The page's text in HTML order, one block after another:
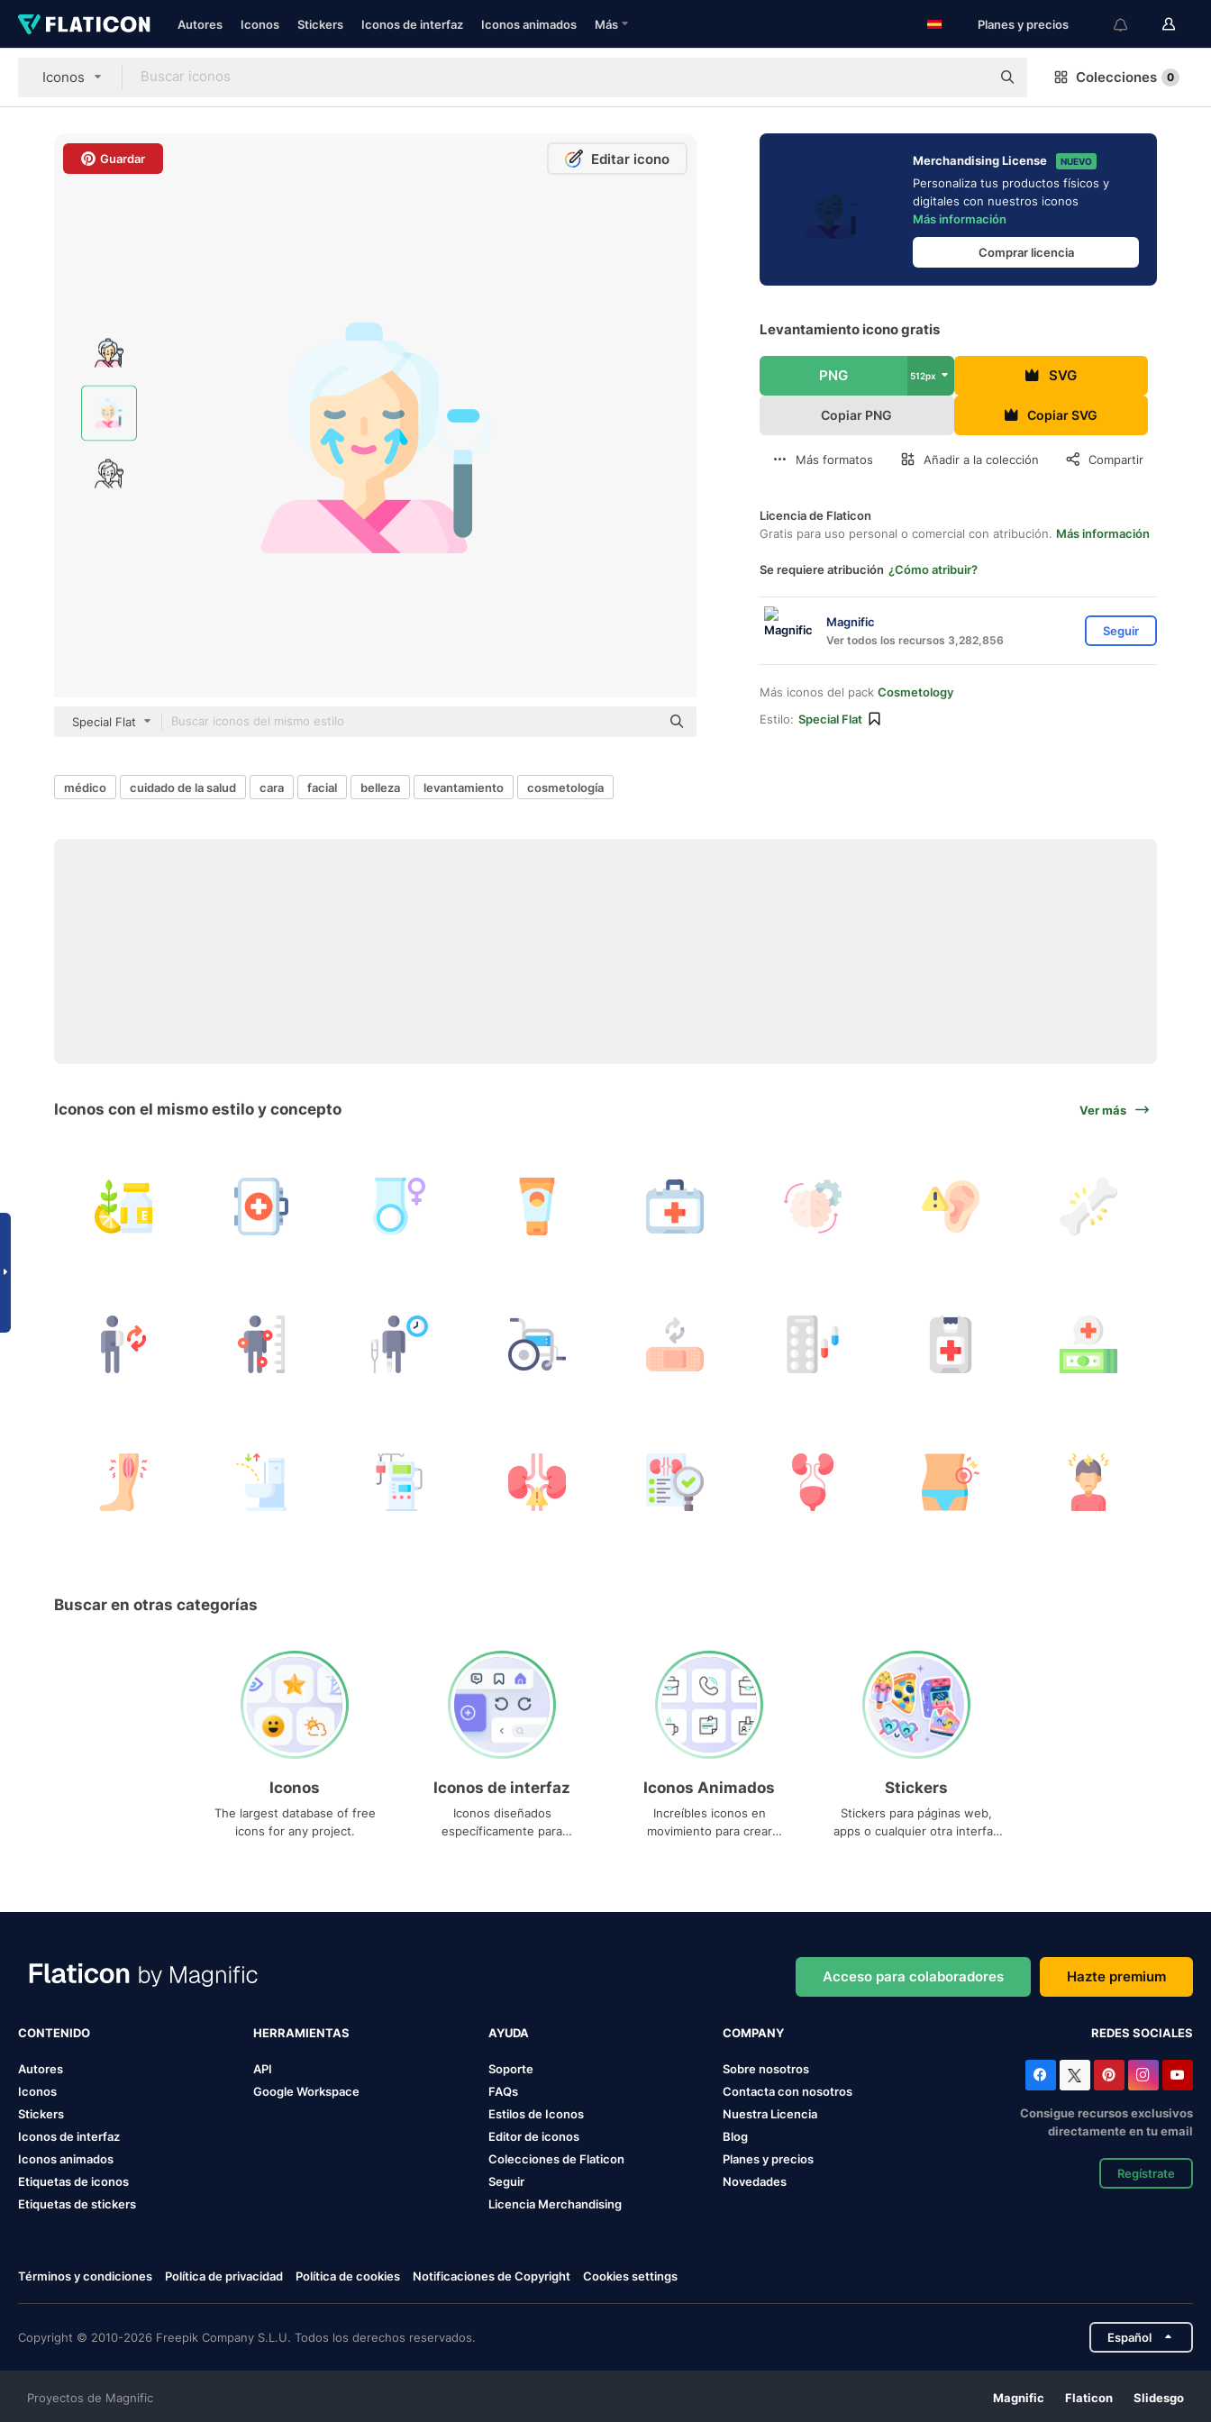
Autores Iconos Stickers Iconos de interfaz Iconos animados Más Planes y precios
Iconos Colecciones 0
Guardar Editar icono
Special Flat
Merchandising License NUEVO
Personaliza tus productos físicos y
digitales con nuestros iconos
Más información
Comprar licencia
Levantamiento icono gratis
PNG 512px SVG
Copiar PNG Copiar SVG
Más formatos Añadir a la colección Compartir
Licencia de Flaticon
Gratis para uso personal o comercial con atribución. Más información
Se requiere atribución ¿Cómo atribuir?
Magnific
Ver todos los recursos 3,282,856
Seguir
Más iconos del pack Cosmetology
Estilo: Special Flat
médico cuidado de la salud cara facial belleza levantamiento cosmetología
Iconos con el mismo estilo y concepto Ver más
Buscar en otras categorías
Iconos
The largest database of free
icons for any project.
Iconos de interfaz
Iconos diseñados
específicamente para
Iconos Animados
Increíbles iconos en
movimiento para crear
Stickers
Stickers para páginas web,
apps o cualquier otra interfaz
Acceso para colaboradores Hazte premium
CONTENIDO
Autores
Iconos
Stickers
Iconos de interfaz
Iconos animados
Etiquetas de iconos
Etiquetas de stickers
HERRAMIENTAS
API
Google Workspace
AYUDA
Soporte
FAQs
Estilos de Iconos
Editor de iconos
Colecciones de Flaticon
Seguir
Licencia Merchandising
COMPANY
Sobre nosotros
Contacta con nosotros
Nuestra Licencia
Blog
Planes y precios
Novedades
REDES SOCIALES
Consigue recursos exclusivos
directamente en tu email
Regístrate
Términos y condiciones Política de privacidad Política de cookies Notificaciones de Copyright Cookies settings
Copyright © 2010-2026 Freepik Company S.L.U. Todos los derechos reservados. Español
Proyectos de Magnific Magnific Flaticon Slidesgo